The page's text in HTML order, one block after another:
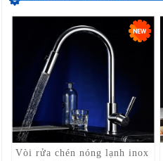
Vòi rửa chén nóng lạnh inox